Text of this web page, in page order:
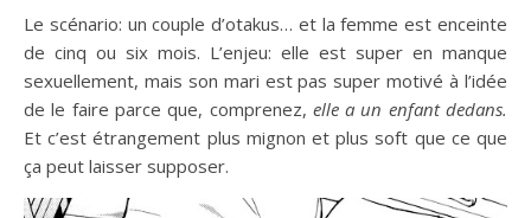
Le scénario: un couple d’otakus… et la femme est enceinte
de cinq ou six mois. L’enjeu: elle est super en manque
sexuellement, mais son mari est pas super motivé à l’idée
de le faire parce que, comprenez, elle a un enfant dedans.
Et c’est étrangement plus mignon et plus soft que ce que
ça peut laisser supposer.